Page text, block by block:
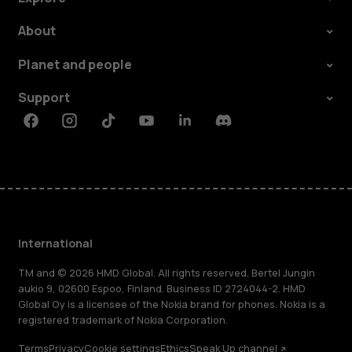
About
Planet and people
Support
FacebookInstagramTiktokYoutubeLinkedinDiscord
International
TM and © 2026 HMD Global. All rights reserved. Bertel Jungin
aukio 9, 02600 Espoo, Finland. Business ID 2724044-2. HMD
Global Oy is a licensee of the Nokia brand for phones. Nokia is a
registered trademark of Nokia Corporation.
TermsPrivacyCookie settingsEthicsSpeak Up channel